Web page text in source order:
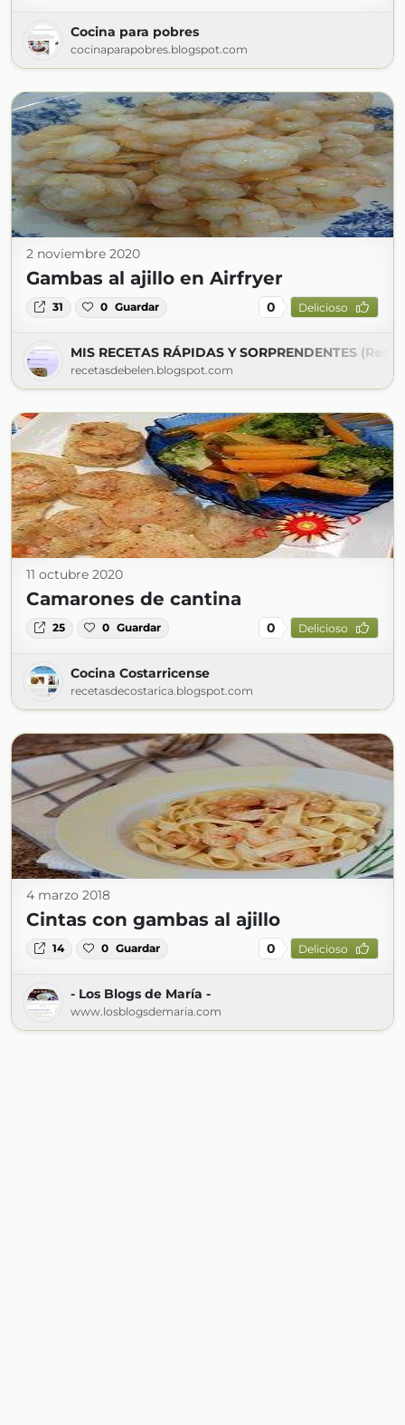
Cocina para pobres
cocinaparapobres.blogspot.com
2 noviembre 2020
Gambas al ajillo en Airfryer
31 0 Guardar 0 Delicioso
MIS RECETAS RÁPIDAS Y SORPRENDENTES
recetasdebelen.blogspot.com
11 octubre 2020
Camarones de cantina
25 0 Guardar 0 Delicioso
Cocina Costarricense
recetasdecostarica.blogspot.com
4 marzo 2018
Cintas con gambas al ajillo
14 0 Guardar 0 Delicioso
- Los Blogs de María -
www.losblogsdemaria.com